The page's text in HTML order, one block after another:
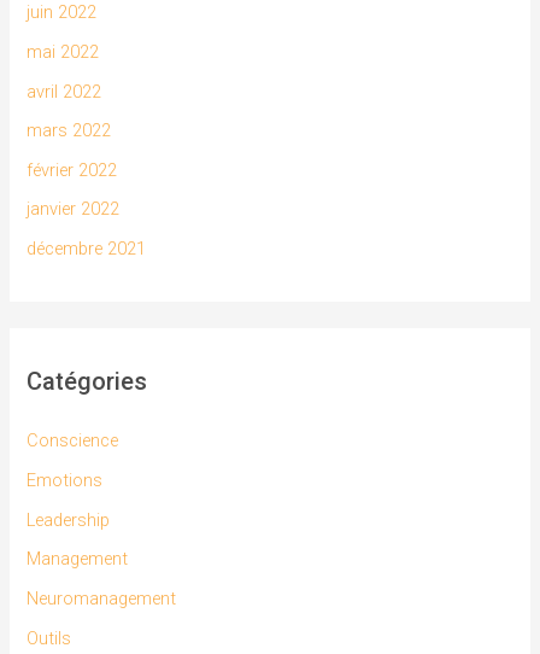
juin 2022
mai 2022
avril 2022
mars 2022
février 2022
janvier 2022
décembre 2021
Catégories
Conscience
Emotions
Leadership
Management
Neuromanagement
Outils